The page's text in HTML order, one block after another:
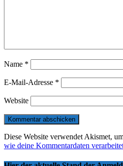
Name *
E-Mail-Adresse *
Website
Diese Website verwendet Akismet,
wie deine Kommentardaten